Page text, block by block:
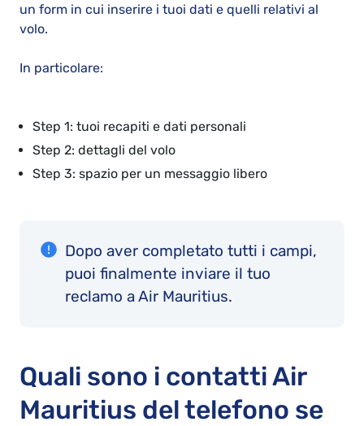
un form in cui inserire i tuoi dati e quelli relativi al
volo.
In particolare:
Step 1: tuoi recapiti e dati personali
Step 2: dettagli del volo
Step 3: spazio per un messaggio libero
Dopo aver completato tutti i campi,
puoi finalmente inviare il tuo
reclamo a Air Mauritius.
Quali sono i contatti Air
Mauritius del telefono se